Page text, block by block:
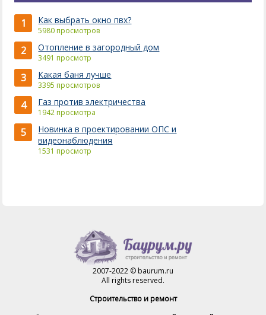
1 Как выбрать окно пвх?
5980 просмотров
2 Отопление в загородный дом
3491 просмотр
3 Какая баня лучше
3395 просмотров
4 Газ против электричества
1942 просмотра
5
Новинка в проектировании ОПС и
видеонаблюдения
1531 просмотр
2007-2022 © baurum.ru
All rights reserved.
Строительство и ремонт